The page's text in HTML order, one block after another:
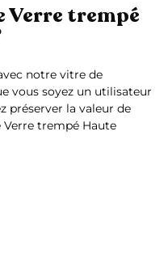
Verre trempé
notre vitre de
vous soyez un utilisateur
préserver la valeur de
trempé Haute